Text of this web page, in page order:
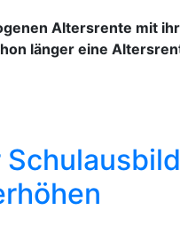
Altersrente mit
länger eine